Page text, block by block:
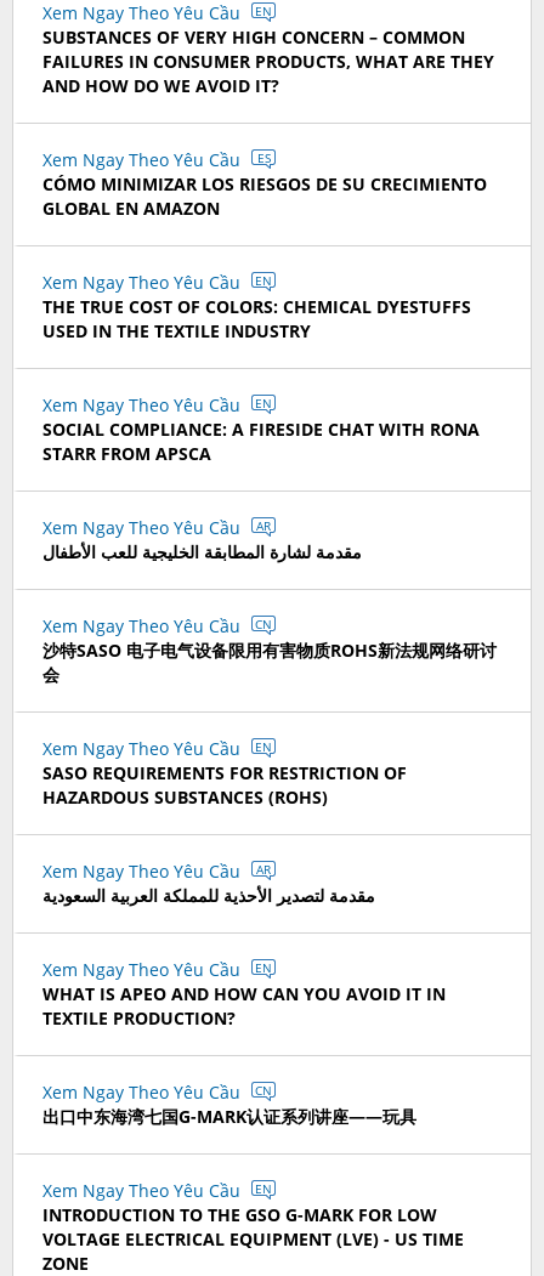
Xem Ngay Theo Yêu Cầu EN
SUBSTANCES OF VERY HIGH CONCERN – COMMON
FAILURES IN CONSUMER PRODUCTS, WHAT ARE THEY
AND HOW DO WE AVOID IT?
Xem Ngay Theo Yêu Cầu ES
CÓMO MINIMIZAR LOS RIESGOS DE SU CRECIMIENTO
GLOBAL EN AMAZON
Xem Ngay Theo Yêu Cầu EN
THE TRUE COST OF COLORS: CHEMICAL DYESTUFFS
USED IN THE TEXTILE INDUSTRY
Xem Ngay Theo Yêu Cầu EN
SOCIAL COMPLIANCE: A FIRESIDE CHAT WITH RONA
STARR FROM APSCA
Xem Ngay Theo Yêu Cầu AR
مقدمة لشارة المطابقة الخليجية للعب الأطفال
Xem Ngay Theo Yêu Cầu CN
沙特SASO 电子电气设备限用有害物质ROHS新法规网络研讨
会
Xem Ngay Theo Yêu Cầu EN
SASO REQUIREMENTS FOR RESTRICTION OF
HAZARDOUS SUBSTANCES (ROHS)
Xem Ngay Theo Yêu Cầu AR
مقدمة لتصدير الأحذية للمملكة العربية السعودية
Xem Ngay Theo Yêu Cầu EN
WHAT IS APEO AND HOW CAN YOU AVOID IT IN
TEXTILE PRODUCTION?
Xem Ngay Theo Yêu Cầu CN
出口中东海湾七国G-MARK认证系列讲座——玩具
Xem Ngay Theo Yêu Cầu EN
INTRODUCTION TO THE GSO G-MARK FOR LOW
VOLTAGE ELECTRICAL EQUIPMENT (LVE) - US TIME
ZONE